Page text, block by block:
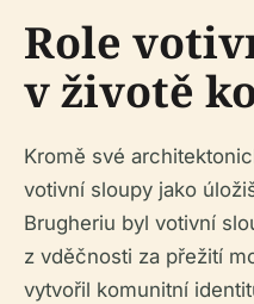
Role
v životě
Kromě své
votivní sloupy jako
Brugheriu byl votivní
z vděčnosti za přežití
vytvořil komunitní